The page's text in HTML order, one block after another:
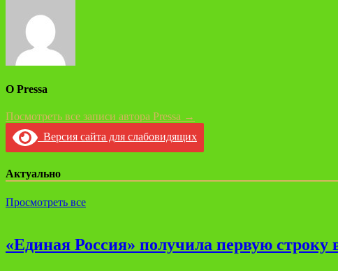
О Pressa
Посмотреть все записи автора Pressa →
Версия сайта для слабовидящих
Актуально
Просмотреть все
«Единая Россия» получила первую